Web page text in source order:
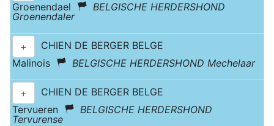
Groenendael
BELGISCHE HERDERSHOND
Groenendaler
+
CHIEN DE BERGER BELGE
Malinois
BELGISCHE HERDERSHOND Mechelaar
+
CHIEN DE BERGER BELGE
Tervueren
BELGISCHE HERDERSHOND
Tervurense